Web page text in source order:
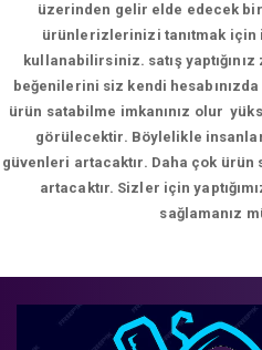
üzerinden gelir elde edecek
ürünlerizlerinizi tanıtmak için
kullanabilirsiniz. satış
beğenilerini siz kendi
ürün satabilme imkanınız olur
görülecektir. Böylelikle
güvenleri artacaktır. Daha çok
artacaktır. Sizler için
sağlamanız